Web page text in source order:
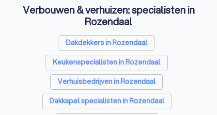
Verbouwen & verhuizen: specialisten in
Rozendaal
Dakdekkers in Rozendaal
Keukenspecialisten in Rozendaal
Verhuisbedrijven in Rozendaal
Dakkapel specialisten in Rozendaal